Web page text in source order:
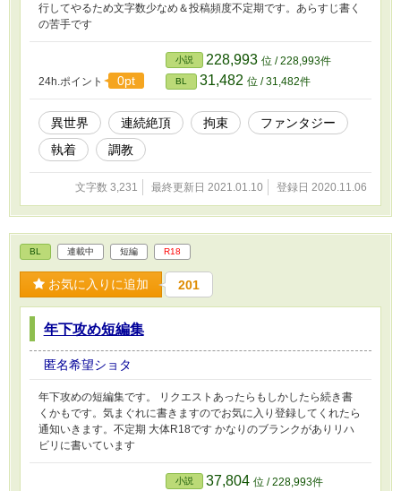
行してやるため文字数少なめ＆投稿頻度不定期です。あらすじ書く
の苦手です
24h.ポイント 0pt
小説 228,993 位 / 228,993件
BL 31,482 位 / 31,482件
異世界 連続絶頂 拘束
ファンタジー
執着
調教
文字数 3,231 最終更新日 2021.01.10 登録日 2020.11.06
BL 連載中 短編 R18
お気に入りに追加 201
年下攻め短編集
匿名希望ショタ
年下攻めの短編集です。 リクエストあったらもしかしたら続き書
くかもです。気まぐれに書きますのでお気に入り登録してくれたら
通知いきます。不定期 大体R18です かなりのブランクがありリハ
ビリに書いています
小説 37,804 位 / 228,993件